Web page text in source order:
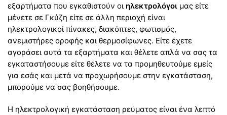
εξαρτήματα που εγκαθιστούν οι ηλεκτρολόγοι μας είτε
μένετε σε Γκύζη είτε σε άλλη περιοχή είναι
ηλεκτρολογικοί πίνακες, διακόπτες, φωτισμός,
ανεμιστήρες οροφής και θερμοσίφωνες. Είτε έχετε
αγοράσει αυτά τα εξαρτήματα και θέλετε απλά να σας τα
εγκαταστήσουμε είτε θέλετε να τα προμηθευτούμε εμείς
για εσάς και μετά να προχωρήσουμε στην εγκατάσταση,
μπορούμε να σας βοηθήσουμε.
Η ηλεκτρολογική εγκατάσταση ρεύματος είναι ένα λεπτό